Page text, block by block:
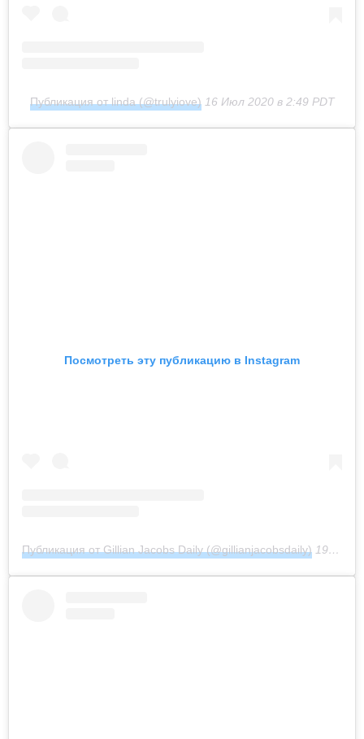
Публикация от linda (@trulyiove) 16 Июл 2020 в 2:49 PDT
Посмотреть эту публикацию в Instagram
Публикация от Gillian Jacobs Daily (@gillianjacobsdaily) 19 Фев 2019 в 4:51 PST